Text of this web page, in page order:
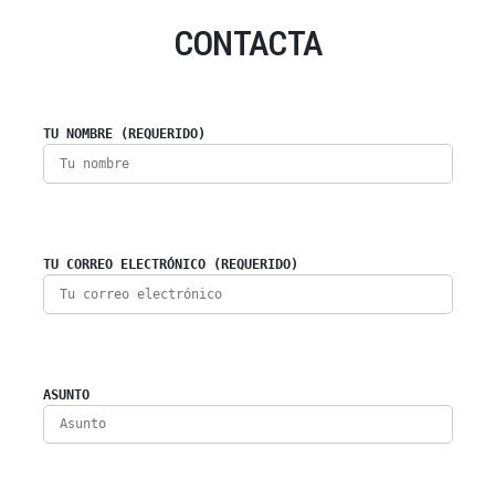
CONTACTA
TU NOMBRE (REQUERIDO)
TU CORREO ELECTRÓNICO (REQUERIDO)
ASUNTO